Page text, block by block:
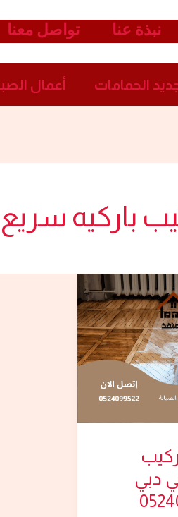
نبذة عنا تواصل معنا
الحمامات​ أعمال
باركيه
دبي